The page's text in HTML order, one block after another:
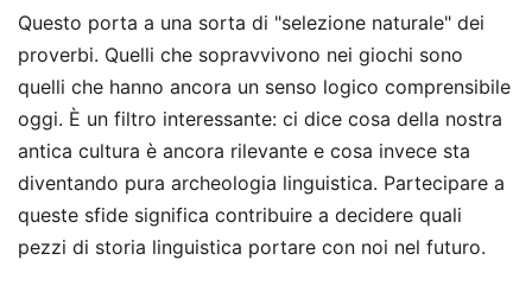
Questo porta a una sorta di "selezione naturale" dei
proverbi. Quelli che sopravvivono nei giochi sono
quelli che hanno ancora un senso logico comprensibile
oggi. È un filtro interessante: ci dice cosa della nostra
antica cultura è ancora rilevante e cosa invece sta
diventando pura archeologia linguistica. Partecipare a
queste sfide significa contribuire a decidere quali
pezzi di storia linguistica portare con noi nel futuro.